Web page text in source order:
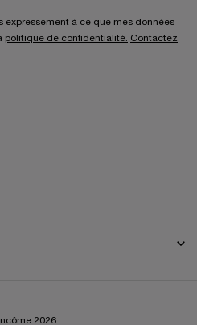
expressément à ce que mes données
politique de confidentialité.
Contactez
2026